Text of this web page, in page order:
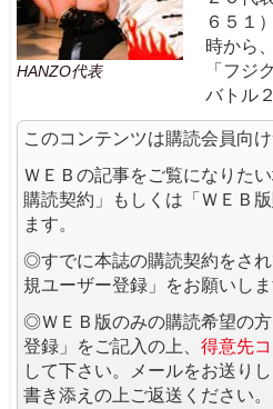
HANZO代表
６５１
時から
「フジ
バトル
このコンテンツは購読会員向け
ＷＥＢの記事をご覧になりた
購読契約」もしくは「ＷＥＢ
ます。
◎すでに本誌の購読契約をさ
規ユーザー登録」をお願いしま
◎ＷＥＢ版のみの購読希望の
登録」をご記入の上、 得意先
して下さい。メールをお送り
書き添えの上ご返送ください。